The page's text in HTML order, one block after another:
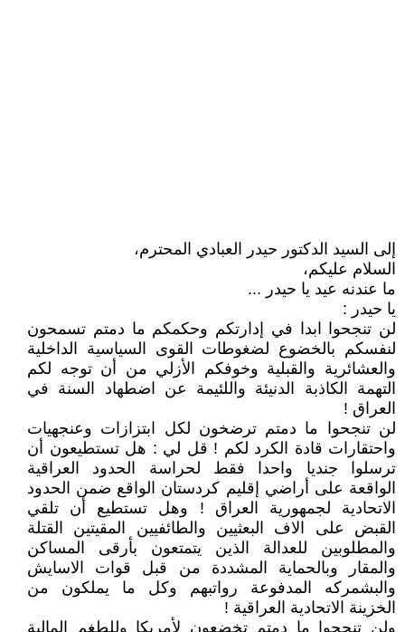
إلى السيد الدكتور حيدر العبادي المحترم،
السلام عليكم،
ما عندنه عيد يا حيدر ...
يا حيدر :
لن تنجحوا ابدا في إدارتكم وحكمكم ما دمتم تسمحون
لنفسكم بالخضوع لضغوطات القوى السياسية الداخلية
والعشائرية والقبلية وخوفكم الأزلي من أن توجه لكم
التهمة الكاذبة الدنيئة واللئيمة عن اضطهاد السنة في
العراق !
لن تنجحوا ما دمتم ترضخون لكل ابتزازات وعنجهيات
واحتقارات قادة الكرد لكم ! قل لي : هل تستطيعون أن
ترسلوا جنديا واحدا فقط لحراسة الحدود العراقية
الواقعة على أراضي إقليم كردستان الواقع ضمن الحدود
الاتحادية لجمهورية العراق ! وهل تستطيع أن تلقي
القبض على الاف البعثيين والطائفيين المقيتين القتلة
والمطلوبين للعدالة الذين يتمتعون بأرقى المساكن
والمقار وبالحماية المشددة من قبل قوات الاسايش
والبشمركه المدفوعة رواتبهم وكل ما يملكون من
الخزينة الاتحادية العراقية !
ولن تنجحوا ما دمتم تخضعون لأمريكا وللطغم المالية